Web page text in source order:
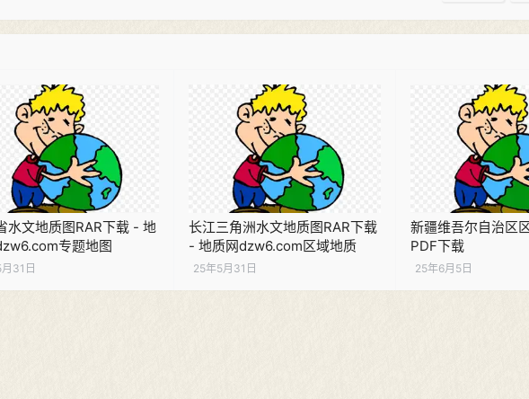
水文地质图RAR下载 - 地
专题地图
31日
长江三角洲水文地质图RAR下载
- 地质网dzw6.com区域地质
25年5月31日
新疆维吾尔自治区
PDF下载
25年6月5日